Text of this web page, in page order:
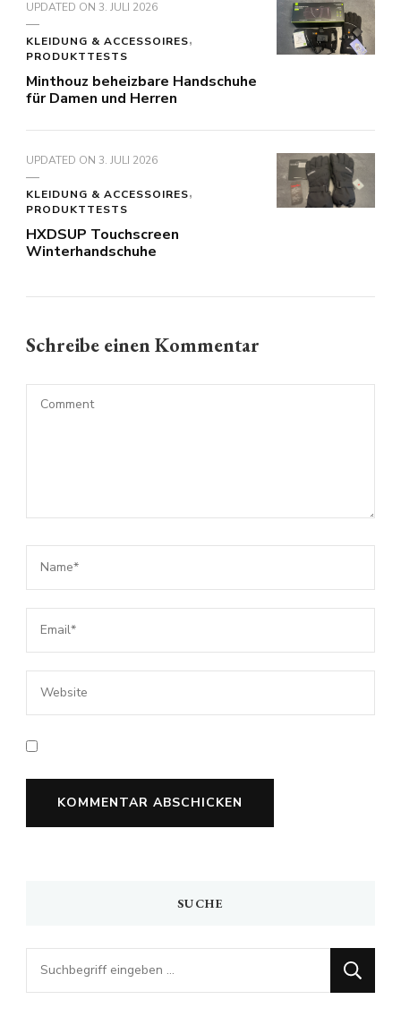
UPDATED ON 3. JULI 2026
KLEIDUNG & ACCESSOIRES
PRODUKTTESTS
Minthouz beheizbare Handschuhe
für Damen und Herren
UPDATED ON 3. JULI 2026
KLEIDUNG & ACCESSOIRES
PRODUKTTESTS
HXDSUP Touchscreen
Winterhandschuhe
Schreibe einen Kommentar
SUCHE
Looking
for